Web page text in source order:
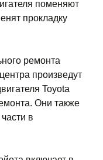
поменяют
прокладку
ремонта
произведут
Toyota
Они также
в